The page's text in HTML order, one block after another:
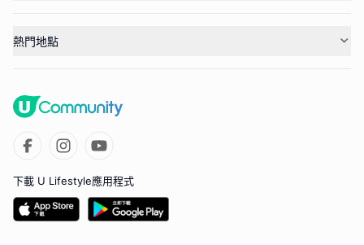
熱門地點
下載 U Lifestyle應用程式